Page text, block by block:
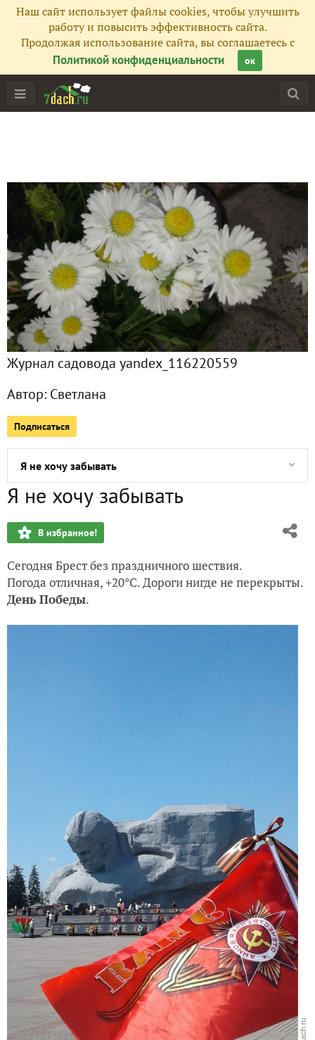
Наш сайт использует файлы cookies, чтобы улучшить
работу и повысить эффективность сайта.
Продолжая использование сайта, вы соглашаетесь с
Политикой конфиденциальности
ок
Журнал садовода yandex_116220559
Автор: Светлана
Подписаться
Главная
Фото 433
Сейчас обсуждают
Первый урожай
О гладиолусах
Говорят: под Новый год...
Сентябрьский призопад
Как полопаешь, так и потопаешь
Я не хочу забывать
Подарок от Агриколы получен
Приглашаю на Масленицу!
Весну объявили
Февраль и гроза
Я не хочу забывать
В избранное!
Сегодня Брест без праздничного шествия.
Погода отличная, +20°С. Дороги нигде не перекрыты.
День Победы.